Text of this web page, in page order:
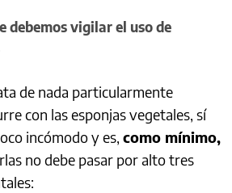
debemos vigilar el uso de
de nada particularmente
con las esponjas vegetales, sí
incómodo y es, como mínimo,
no debe pasar por alto tres